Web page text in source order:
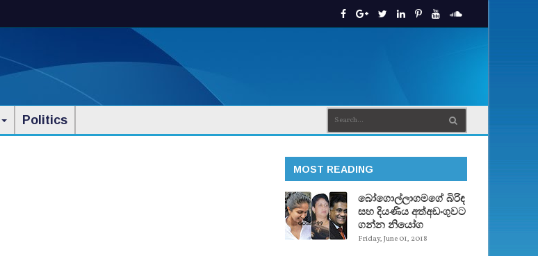
Politics
MOST READING
බෝගොල්ලාගමගේ බිරිඳ
සහ දියණිය අත්අඩංගුවට
ගන්න නියෝග
Friday, June 01, 2018